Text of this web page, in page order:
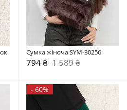
Сумка жіноча SYM-30256
794 ₴ 1 589 ₴
- 60%